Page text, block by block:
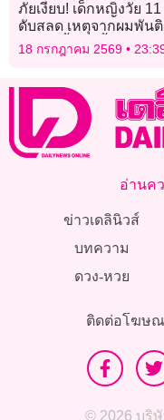
ภัยเงียบ! เด็กหญิงวัย
ดับสลด เหตุจากผมพัน
ระบายน้ำจนขึ้นจากก้นส
18 กรกฎาคม 2569
อ่านค
ข่าวเดลินิวส์
บทความ
ดวง-หวย
ติดต่อโฆษ
© 2026 บริ